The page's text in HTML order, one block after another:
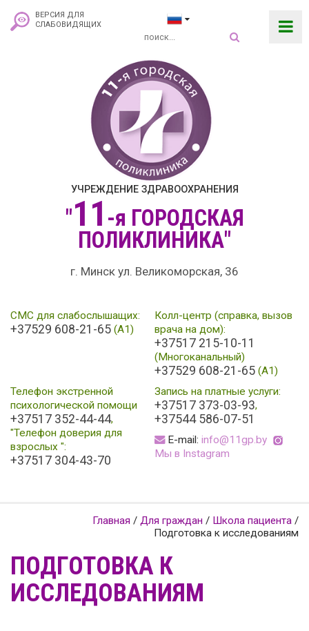
ВЕРСИЯ ДЛЯ
СЛАБОВИДЯЩИХ
УЧРЕЖДЕНИЕ ЗДРАВООХРАНЕНИЯ
"11 -я ГОРОДСКАЯ
ПОЛИКЛИНИКА"
г. Минск ул. Великоморская, 36
СМС для слабослышащих:
+37529 608-21-65 (А1)
Колл-центр (справка, вызов
врача на дом):
+37517 215-10-11
(Многоканальный)
+37529 608-21-65 (A1)
Телефон экстренной
психологической помощи
+37517 352-44-44,
"Телефон доверия для
взрослых ":
+37517 304-43-70
Запись на платные услуги:
+37517 373-03-93,
+37544 586-07-51
E-mail: info@11gp.by
Мы в Instagram
Главная / Для граждан / Школа пациента /
Подготовка к исследованиям
ПОДГОТОВКА К
ИССЛЕДОВАНИЯМ